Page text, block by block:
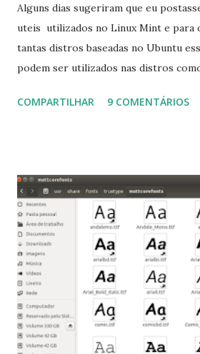
Alguns dias sugeriram que eu
uteis utilizados no Linux Mint e para
tantas distros baseadas no Ubuntu
podem ser utilizados nas distros
Linux Mint 17, Pinguy OS 14.04,
para usuários iniciantes... 1- Atualizar
sudo apt-get update 2- Atualizar
get -f dist-upgrade ou update-
pacotes: $ sudo apt-get install
Procurar arquivos corrompidos: $
Corrigir problemas de dependências,
pacotes pendentes e outros erros: $
6- Se o comando sudo apt-get -f
COMPARTILHAR 9 COMENTÁRIOS